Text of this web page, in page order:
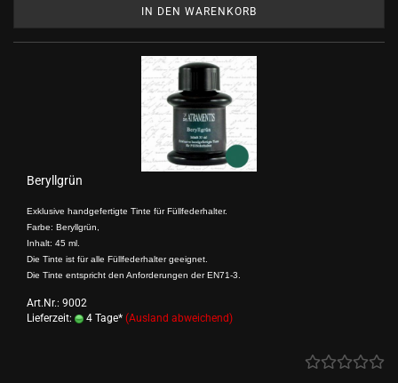
IN DEN WARENKORB
Beryllgrün
Exklusive handgefertigte Tinte für Füllfederhalter.
Farbe: Beryllgrün,
Inhalt: 45 ml.
Die Tinte ist für alle Füllfederhalter geeignet.
Die Tinte entspricht den Anforderungen der EN71-3.
Art.Nr.: 9002
Lieferzeit:
4 Tage* (Ausland abweichend)